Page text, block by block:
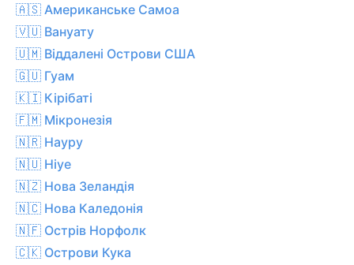
🇦🇸 Американське Самоа
🇻🇺 Вануату
🇺🇲 Віддалені Острови США
🇬🇺 Гуам
🇰🇮 Кірібаті
🇫🇲 Мікронезія
🇳🇷 Науру
🇳🇺 Ніуе
🇳🇿 Нова Зеландія
🇳🇨 Нова Каледонія
🇳🇫 Острів Норфолк
🇨🇰 Острови Кука